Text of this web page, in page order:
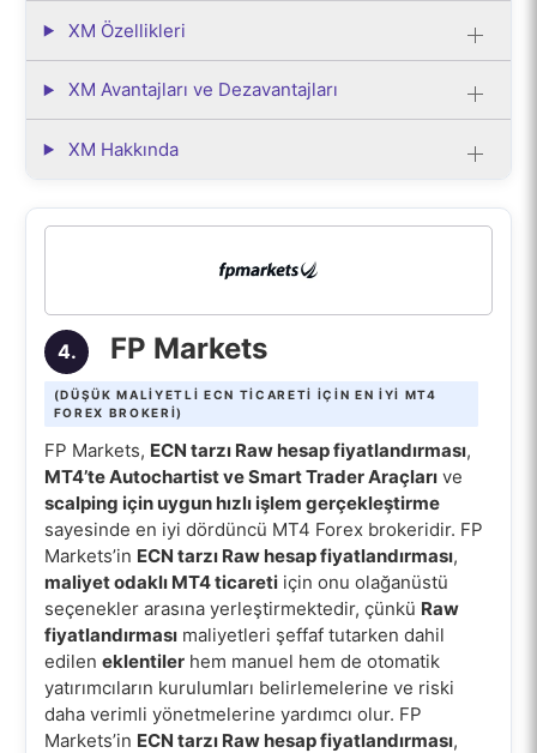
XM Özellikleri
XM Avantajları ve Dezavantajları
XM Hakkında
4. FP Markets
(DÜŞÜK MALIYETLI ECN TICARETI IÇIN EN IYI MT4
FOREX BROKERI)
FP Markets, ECN tarzı Raw hesap fiyatlandırması,
MT4’te Autochartist ve Smart Trader Araçlarıve
scalping için uygun hızlı işlem gerçekleştirme
sayesinde en iyi dördüncü MT4 Forex brokeridir. FP
Markets’in ECN tarzı Raw hesap fiyatlandırması,
maliyet odaklı MT4 ticaretiiçin onu olağanüstü
seçenekler arasına yerleştirmektedir, çünkü Raw
fiyatlandırmasımaliyetleri şeffaf tutarken dahil
edilen eklentilerhem manuel hem de otomatik
yatırımcıların kurulumları belirlemelerine ve riski
daha verimli yönetmelerine yardımcı olur. FP
Markets’in ECN tarzı Raw hesap fiyatlandırması,